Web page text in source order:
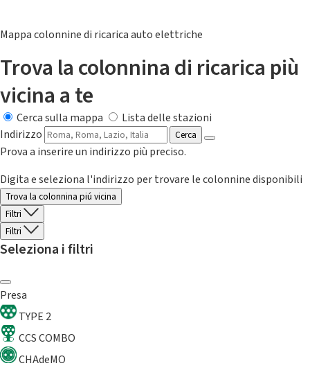
Mappa colonnine di ricarica auto elettriche
Trova la colonnina di ricarica più
vicina a te
Cerca sulla mappa
Lista delle stazioni
Indirizzo
Cerca
Prova a inserire un indirizzo più preciso.
Digita e seleziona l'indirizzo per trovare le colonnine disponibili
Trova la colonnina piú vicina
Filtri
Filtri
Seleziona i filtri
Presa
TYPE 2
CCS COMBO
CHAdeMO